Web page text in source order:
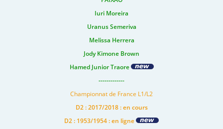
Iuri Moreira
Uranus Semeriva
Melissa Herrera
Jody Kimone Brown
Hamed Junior Traore
-------------
Championnat de France L1/L2
D2 : 2017/2018 : en cours
D2 : 1953/1954 : en ligne